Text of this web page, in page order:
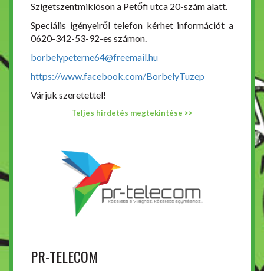
Szigetszentmiklóson a Petőfi utca 20-szám alatt.
Speciális igényeiről telefon kérhet információt a
0620-342-53-92-es számon.
borbelypeterne64@freemail.hu
https://www.facebook.com/BorbelyTuzep
Várjuk szeretettel!
Teljes hirdetés megtekintése >>
PR-TELECOM